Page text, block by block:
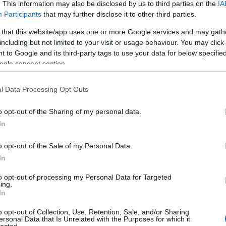
This information may also be disclosed by us to third parties on the
Participants that may further disclose it to other third parties.
that this website/app uses one or more Google services and may
but not limited to your visit or usage behaviour. You may
to Google and its third-party tags to use your data for below
consent section.
Data Processing Opt Outs
opt-out of the Sharing of my personal data.
opt-out of the Sale of my Personal Data.
opt-out of processing my Personal Data for Targeted
opt-out of Collection, Use, Retention, Sale, and/or Sharing
Data that Is Unrelated with the Purposes for which it
Hoen ezredes ünnepi beszéde a tisztikar és a legénység előtt
(Vasárnap Újság, 1916)
Fest altábornagy Őfelségére ürítette pezsgőspoharát és ugyanazon pillanatban,
éljent kiáltottunk Őfelségére a fronton 24 nehéz gránát csapott a muszka
és pusztítást zúdítva a gonosz ellenség fejére, a lövészárkokban pedig a vitéz honvédsereg
éljent dörgött méltó kíséretül a gyilkos ágyúzáshoz. Tekintettel a folyton esővel
mindjárt ebéd után hozzáfogtunk az ünnepi program további pontjaihoz.”
az elesett hősök özvegyei és árvái alapjának. Ezen kívül a programban szerepelt
és legfőbb eredményét így összegezte Mándoki páter: „
Az őszinte jókedvnek
.” Vacsora után
következett a nap zárásaként.